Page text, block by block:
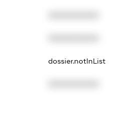
dossier.notInList